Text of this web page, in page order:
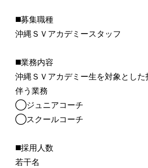
◼️募集職種
沖縄ＳＶアカデミースタッフ
◼️業務内容
沖縄ＳＶアカデミー生を対象とし
伴う業務
◯ジュニアコーチ
◯スクールコーチ
◼️採用人数
若干名